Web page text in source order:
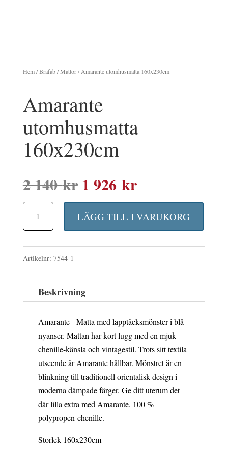
Hem/Brafab/Mattor/ Amarante utomhusmatta 160x230cm
Amarante
utomhusmatta
160x230cm
2 140kr Det
ursprungliga
priset
var:
2
1 926 krDet
nuvarande
priset
är:
1
utomhusmatta
160x230cm
mängd
LÄGG TILL I VARUKORG
Artikelnr: 7544-1
Beskrivning
Amarante - Matta med lapptäcksmönster i blå
nyanser. Mattan har kort lugg med en mjuk
chenille-känsla och vintagestil. Trots sitt textila
utseende är Amarante hållbar. Mönstret är en
blinkning till traditionell orientalisk design i
moderna dämpade färger. Ge ditt uterum det
där lilla extra med Amarante. 100 %
polypropen-chenille.
Storlek 160x230cm